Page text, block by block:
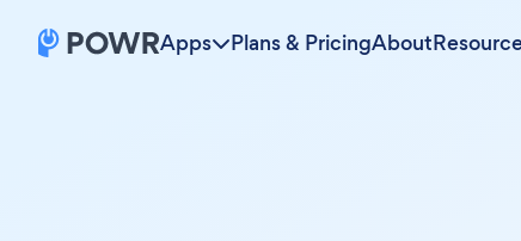
Apps Plans & PricingAbout